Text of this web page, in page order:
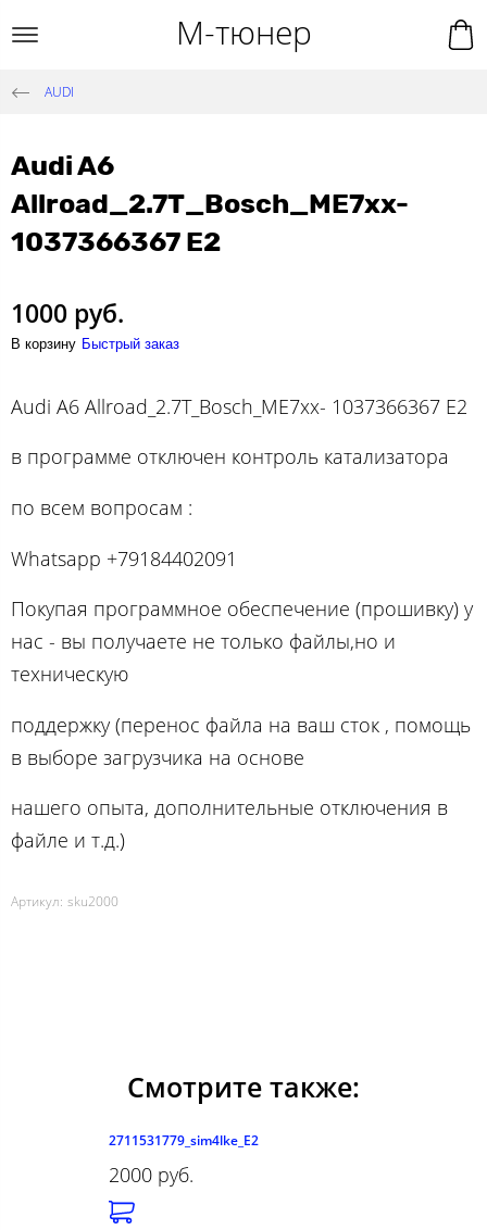
М-тюнер
AUDI
Audi A6
Allroad_2.7T_Bosch_ME7xx-
1037366367 E2
1000 руб.
В корзину Быстрый заказ
Audi A6 Allroad_2.7T_Bosch_ME7xx- 1037366367 E2
в программе отключен контроль катализатора
по вcем вопросам :
Whatsapp +79184402091
Покупая программное обеспечение (прошивку) у
нас - вы получаете не только файлы,но и
техническую
поддержку (перенос файла на ваш сток , помощь
в выборе загрузчика на основе
нашего опыта, дополнительные отключения в
файле и т.д.)
Артикул: sku2000
Смотрите также:
2711531779_sim4lke_E2
2000 руб.